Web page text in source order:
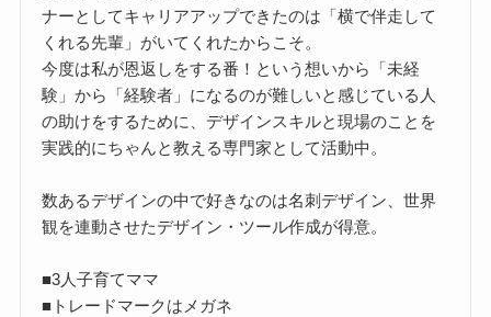
ナーとしてキャリアアップできたのは「横で伴走して
くれる先輩」がいてくれたからこそ。
今度は私が恩返しをする番！という想いから「未経
験」から「経験者」になるのが難しいと感じている人
の助けをするために、デザインスキルと現場のことを
実践的にちゃんと教える専門家として活動中。
数あるデザインの中で好きなのは名刺デザイン、世界
観を連動させたデザイン・ツール作成が得意。
■3人子育てママ
■トレードマークはメガネ